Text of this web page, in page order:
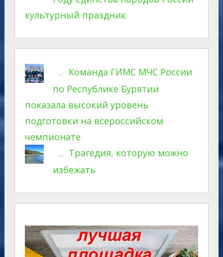
культурный праздник
Команда ГИМС МЧС России
по Республике Бурятии
показала высокий уровень
подготовки на всероссийском
чемпионате
Трагедия, которую можно
избежать